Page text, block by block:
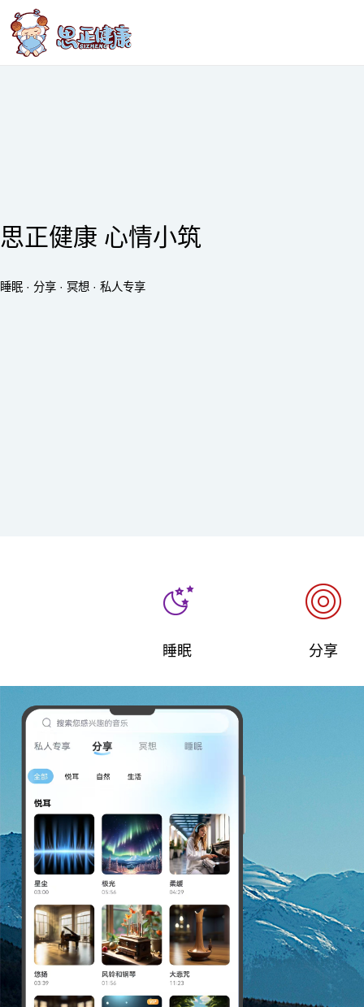
思正健康 心情小筑
睡眠 · 分享 · 冥想 · 私人专享
睡眠 分享